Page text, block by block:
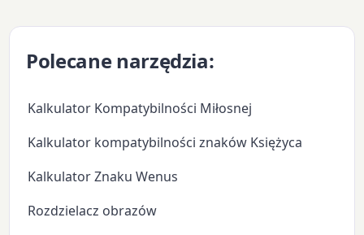
Polecane narzędzia:
Kalkulator Kompatybilności Miłosnej
Kalkulator kompatybilności znaków Księżyca
Kalkulator Znaku Wenus
Rozdzielacz obrazów